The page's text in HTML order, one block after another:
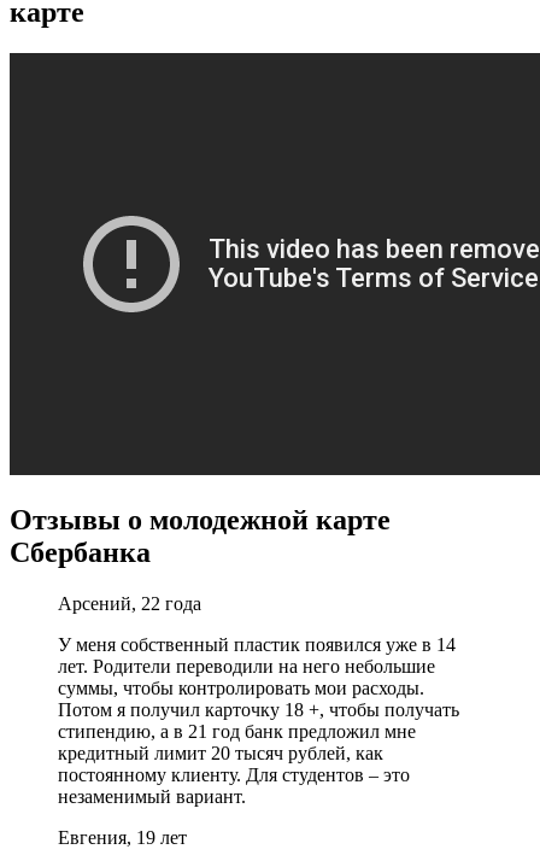
карте
Отзывы о молодежной карте
Сбербанка
Арсений, 22 года
У меня собственный пластик появился уже в 14
лет. Родители переводили на него небольшие
суммы, чтобы контролировать мои расходы.
Потом я получил карточку 18 +, чтобы получать
стипендию, а в 21 год банк предложил мне
кредитный лимит 20 тысяч рублей, как
постоянному клиенту. Для студентов – это
незаменимый вариант.
Евгения, 19 лет